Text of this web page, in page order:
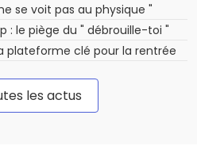
se voit pas au physique "
: le piège du " débrouille-toi "
plateforme clé pour la rentrée
les actus